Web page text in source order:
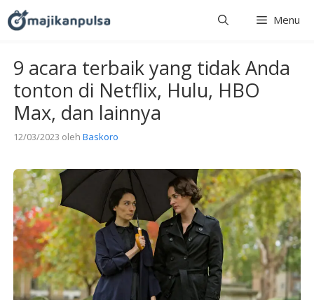
Langsung
ke
Menu
9 acara terbaik yang tidak Anda
tonton di Netflix, Hulu, HBO
Max, dan lainnya
12/03/2023 oleh Baskoro